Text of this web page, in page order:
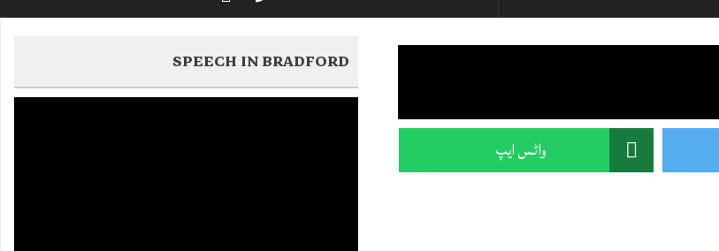
واٹس ایپ
SPEECH IN BRADFORD